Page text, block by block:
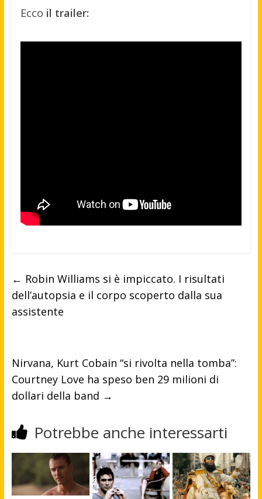
Ecco il trailer:
← Robin Williams si è impiccato. I risultati
dell’autopsia e il corpo scoperto dalla sua
assistente
Nirvana, Kurt Cobain “si rivolta nella tomba”:
Courtney Love ha speso ben 29 milioni di
dollari della band →
Potrebbe anche interessarti